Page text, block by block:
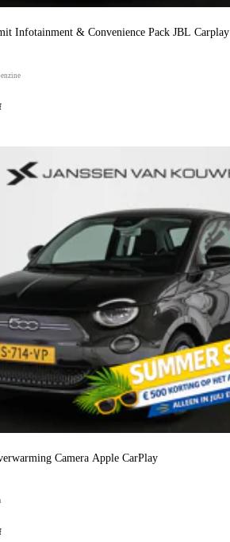
Infotainment & Convenience Pack JBL Carplay
Camera Apple CarPlay